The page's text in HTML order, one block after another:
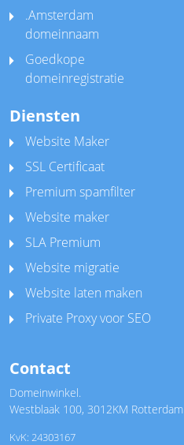
.Amsterdam
domeinnaam
Goedkope
domeinregistratie
Diensten
Website Maker
SSL Certificaat
Premium spamfilter
Website maker
SLA Premium
Website migratie
Website laten maken
Private Proxy voor SEO
Contact
Domeinwinkel.
Westblaak 100, 3012KM Rotterdam
KvK: 24303167